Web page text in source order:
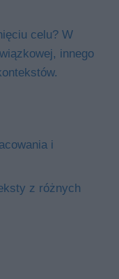
celu? W
innego
i
z różnych